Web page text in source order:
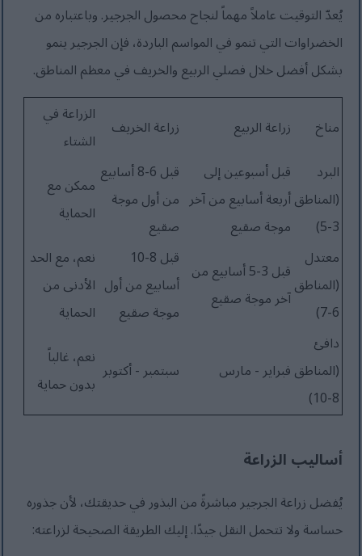
يُعدّ التوقيت عاملاً مهماً لنجاح محصول الجرجير. وباعتباره من
الخضراوات التي تنمو في المواسم الباردة، فإن الجرجير ينمو
بشكل أفضل خلال فصلي الربيع والخريف في معظم المناطق.
مناخ زراعة الربيع زراعة الخريف
الزراعة في
الشتاء
البرد
(المناطق
3-5)
قبل أسبوعين إلى
أربعة أسابيع من آخر
موجة صقيع
قبل 6-8 أسابيع
من أول موجة
صقيع
ممكن مع
الحماية
معتدل
(المناطق
6-7)
قبل 3-5 أسابيع من
آخر موجة صقيع
قبل 8-10
أسابيع من أول
موجة صقيع
نعم، مع الحد
الأدنى من
الحماية
دافئ
(المناطق
8-10)
فبراير - مارس سبتمبر - أكتوبر نعم، غالباً
بدون حماية
أساليب الزراعة
يُفضل زراعة الجرجير مباشرةً من البذور في حديقتك، لأن جذوره
حساسة ولا تتحمل النقل جيدًا. إليك الطريقة الصحيحة لزراعته: